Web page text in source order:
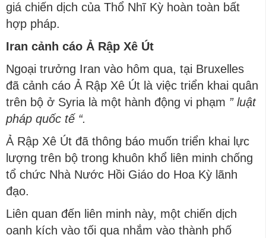
giá chiến dịch của Thổ Nhĩ Kỳ hoàn toàn bất
hợp pháp.
Iran cảnh cáo Ả Rập Xê Út
Ngoại trưởng Iran vào hôm qua, tại Bruxelles
đã cảnh cáo Ả Rập Xê Út là việc triển khai quân
trên bộ ở Syria là một hành động vi phạm ” luật
pháp quốc tế “.
Ả Rập Xê Út đã thông báo muốn triển khai lực
lượng trên bộ trong khuôn khổ liên minh chống
tổ chức Nhà Nước Hồi Giáo do Hoa Kỳ lãnh
đạo.
Liên quan đến liên minh này, một chiến dịch
oanh kích vào tối qua nhắm vào thành phố